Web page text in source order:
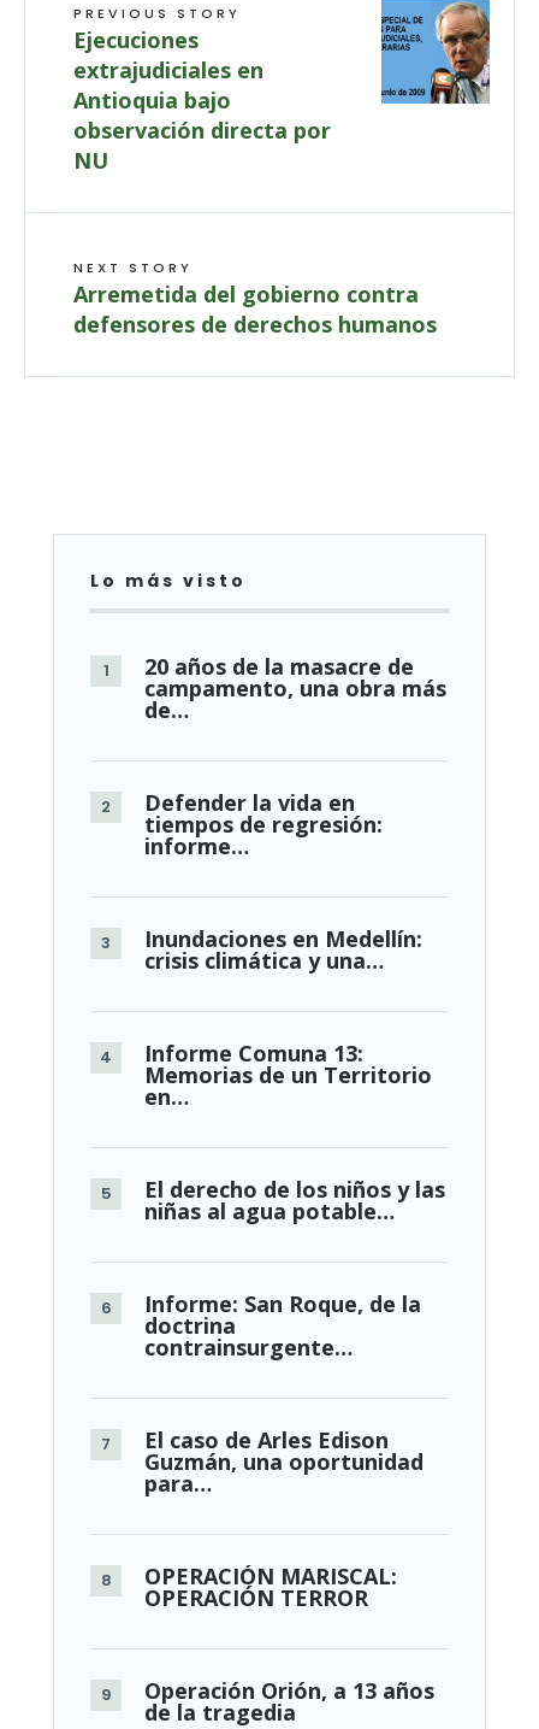
PREVIOUS STORY
Ejecuciones
extrajudiciales en
Antioquia bajo
observación directa por
NU
NEXT STORY
Arremetida del gobierno contra
defensores de derechos humanos
Lo más visto
20 años de la masacre de
campamento, una obra más
de…
Defender la vida en
tiempos de regresión:
informe…
Inundaciones en Medellín:
crisis climática y una…
Informe Comuna 13:
Memorias de un Territorio
en…
El derecho de los niños y las
niñas al agua potable…
Informe: San Roque, de la
doctrina
contrainsurgente…
El caso de Arles Edison
Guzmán, una oportunidad
para…
OPERACIÓN MARISCAL:
OPERACIÓN TERROR
Operación Orión, a 13 años
de la tragedia